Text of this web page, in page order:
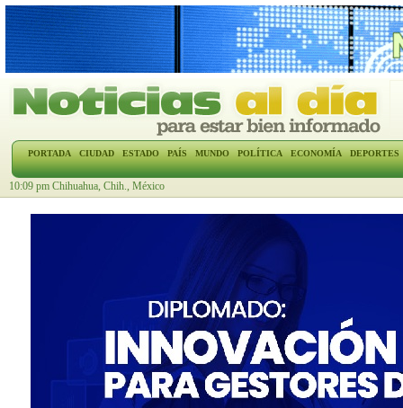
PORTADA CIUDAD ESTADO PAÍS MUNDO POLÍTICA ECONOMÍA DEPORTES
10:09 pm Chihuahua, Chih., México